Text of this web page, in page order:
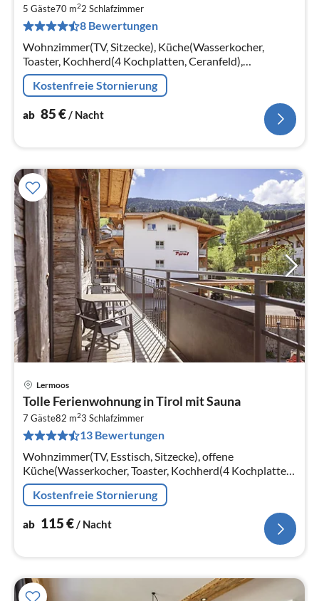
5 Gäste70 m22 Schlafzimmer
8 Bewertungen
Wohnzimmer(TV, Sitzecke), Küche(Wasserkocher,
Toaster, Kochherd(4 Kochplatten, Ceranfeld),
Kaffeemaschine(cups, Filter)
Kostenfreie Stornierung
ab 85€/ Nacht
Lermoos
Tolle Ferienwohnung in Tirol mit Sauna
7 Gäste82 m23 Schlafzimmer
13 Bewertungen
Wohnzimmer(TV, Esstisch, Sitzecke), offene
Küche(Wasserkocher, Toaster, Kochherd(4 Kochplatten,
Ceranfeld), Kaffeemaschine(cups, Filter)
Kostenfreie Stornierung
ab 115€/ Nacht